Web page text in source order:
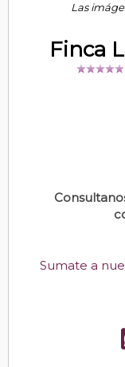
Las
Finca
Sumate a